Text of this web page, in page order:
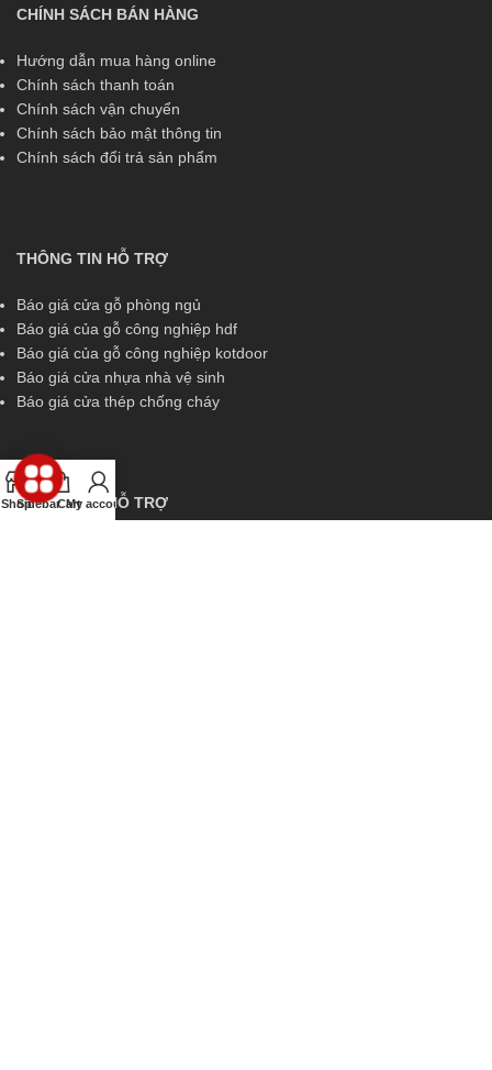
CHÍNH SÁCH BÁN HÀNG
Hướng dẫn mua hàng online
Chính sách thanh toán
Chính sách vận chuyển
Chính sách bảo mật thông tin
Chính sách đổi trả sản phẩm
THÔNG TIN HỖ TRỢ
Báo giá cửa gỗ phòng ngủ
Báo giá của gỗ công nghiệp hdf
Báo giá của gỗ công nghiệp kotdoor
Báo giá cửa nhựa nhà vệ sinh
Báo giá cửa thép chống cháy
THÔNG TIN HỖ TRỢ
ShopSidebarCart
My account